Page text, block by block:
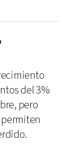
del 3%
pero